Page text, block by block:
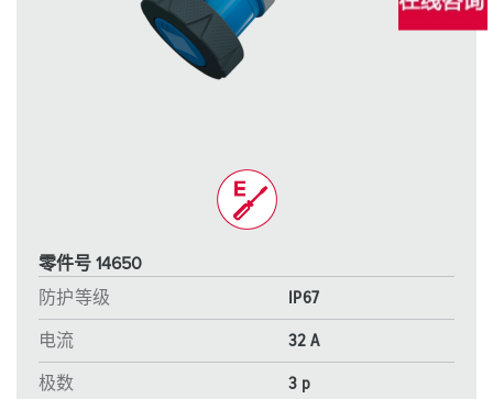
零件号 14650
防护等级
IP67
电流 32 A
极数 3 p